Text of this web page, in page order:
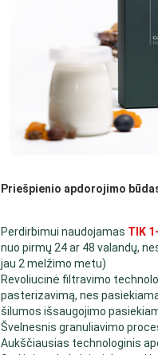
Priešpienio apdorojimo
Perdirbimui naudojamas TIK
nuo pirmų 24 ar 48 valandų,
jau 2 melžimo metu)
Revoliucinė filtravimo
pasterizavimą, nes
šilumos išsaugojimo
Švelnesnis granuliavimo
Aukščiausias technologinis